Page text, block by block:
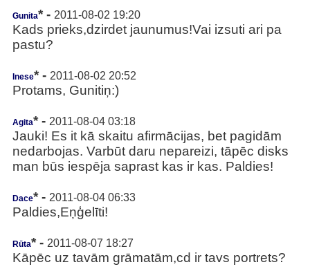
Gunita* - 2011-08-02 19:20
Kads prieks,dzirdet jaunumus!Vai izsuti ari pa
pastu?
Inese* - 2011-08-02 20:52
Protams, Gunitiņ:)
Agita* - 2011-08-04 03:18
Jauki! Es it kā skaitu afirmācijas, bet pagidām
nedarbojas. Varbūt daru nepareizi, tāpēc disks
man būs iespēja saprast kas ir kas. Paldies!
Dace* - 2011-08-04 06:33
Paldies,Eņģelīti!
Rūta* - 2011-08-07 18:27
Kāpēc uz tavām grāmatām,cd ir tavs portrets?